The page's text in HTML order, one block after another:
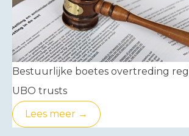
Bestuurlijke boetes overtreding
UBO trusts
Lees meer →